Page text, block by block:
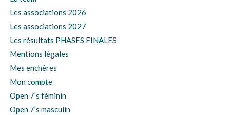
Les associations 2026
Les associations 2027
Les résultats PHASES FINALES
Mentions légales
Mes enchêres
Mon compte
Open 7’s féminin
Open 7’s masculin